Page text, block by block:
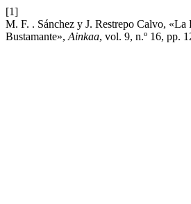
[1]
M. F. . Sánchez y J. Restrepo Calvo,
Bustamante», Ainkaa, vol. 9, n.º 16, pp.